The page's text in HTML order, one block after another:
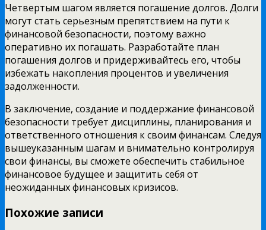
Четвертым шагом является погашение долгов. Долги
могут стать серьезным препятствием на пути к
финансовой безопасности, поэтому важно
оперативно их погашать. Разработайте план
погашения долгов и придерживайтесь его, чтобы
избежать накопления процентов и увеличения
задолженности.
В заключение, создание и поддержание финансовой
безопасности требует дисциплины, планирования и
ответственного отношения к своим финансам. Следуя
вышеуказанным шагам и внимательно контролируя
свои финансы, вы сможете обеспечить стабильное
финансовое будущее и защитить себя от
неожиданных финансовых кризисов.
Похожие записи